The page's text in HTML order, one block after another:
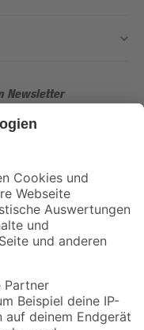
Newsletter
mehr verpassen!